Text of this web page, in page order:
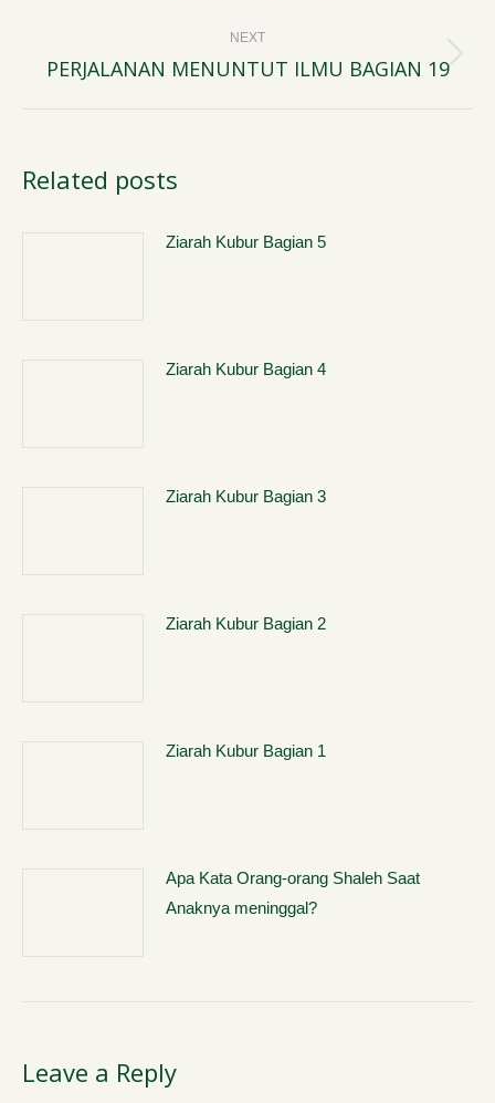
NEXT
Next
PERJALANAN MENUNTUT ILMU BAGIAN 19
Related posts
Ziarah Kubur Bagian 5
Ziarah Kubur Bagian 4
Ziarah Kubur Bagian 3
Ziarah Kubur Bagian 2
Ziarah Kubur Bagian 1
Apa Kata Orang-orang Shaleh Saat
Anaknya meninggal?
Leave a Reply